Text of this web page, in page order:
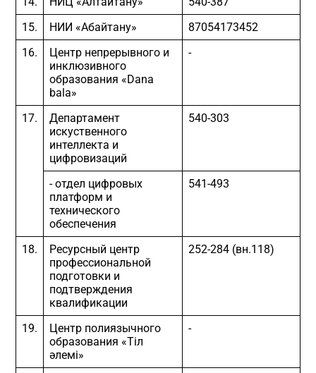
15.
НИИ «Абайтану»
87054173452
16.
Центр непрерывного и
инклюзивного
образования «Dana
bala»
-
17.
Департамент
искуственного
интеллекта и
цифровизаций
540-303
- отдел цифровых
платформ и
технического
обеспечения
541-493
18.
Ресурсный центр
профессиональной
подготовки и
подтверждения
квалификации
252-284 (вн.118)
19.
Центр полиязычного
образования «Тіл
әлемі»
-